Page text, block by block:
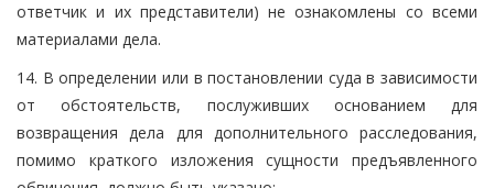
ответчик и их представители) не ознакомлены со всеми
материалами дела.
14. В определении или в постановлении суда в зависимости
от обстоятельств, послуживших основанием для
возвращения дела для дополнительного расследования,
помимо краткого изложения сущности предъявленного